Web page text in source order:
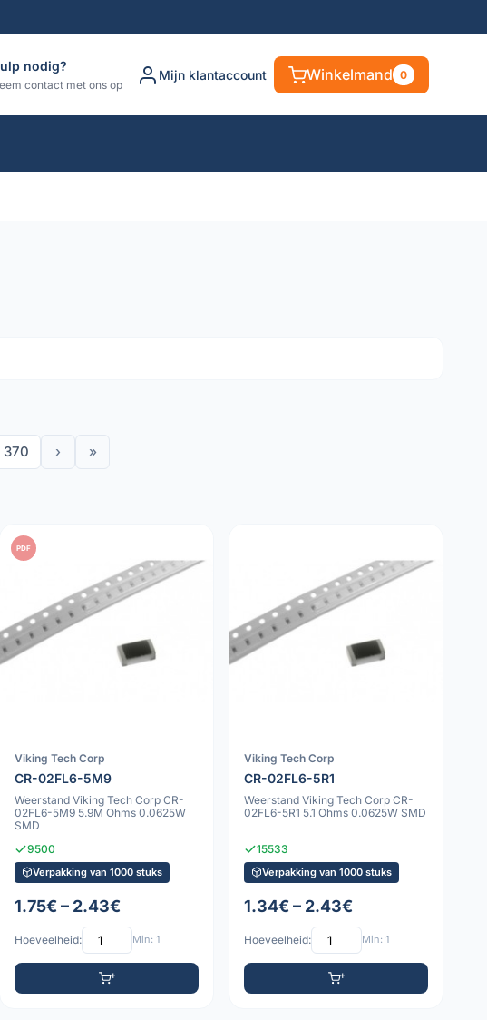
nodig?
contact met ons op
Mijn klantaccount Winkelmand 0
370 › »
PDF
Viking Tech Corp
CR-02FL6-5M9
Weerstand Viking Tech Corp CR-
02FL6-5M9 5.9M Ohms 0.0625W
SMD
9500
Verpakking van 1000 stuks
1.75€ – 2.43€
Hoeveelheid: Min: 1
Viking Tech Corp
CR-02FL6-5R1
Weerstand Viking Tech Corp CR-
02FL6-5R1 5.1 Ohms 0.0625W SMD
15533
Verpakking van 1000 stuks
1.34€ – 2.43€
Hoeveelheid: Min: 1